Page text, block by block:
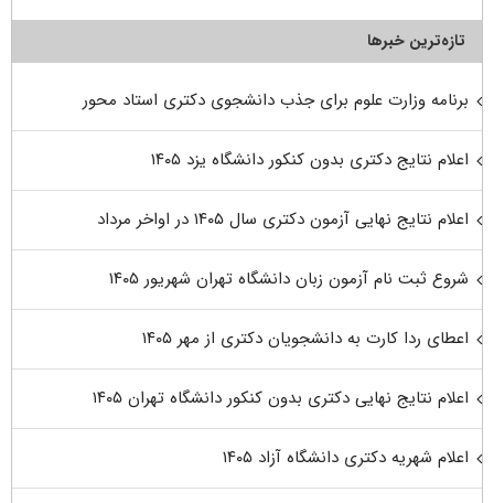
تازه‌ترین خبرها
برنامه وزارت علوم برای جذب دانشجوی دکتری استاد محور
اعلام نتایج دکتری بدون کنکور دانشگاه یزد ۱۴۰۵
اعلام نتایج نهایی آزمون دکتری سال ۱۴۰۵ در اواخر مرداد
شروع ثبت نام آزمون زبان دانشگاه تهران شهریور ۱۴۰۵
اعطای ردا کارت به دانشجویان دکتری از مهر ۱۴۰۵
اعلام نتایج نهایی دکتری بدون کنکور دانشگاه تهران ۱۴۰۵
اعلام شهریه دکتری دانشگاه آزاد ۱۴۰۵